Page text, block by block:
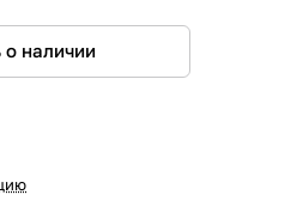
наличии